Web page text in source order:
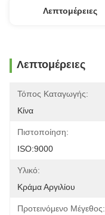
Λεπτομέρειες
Λεπτομέρειες
Τόπος Καταγωγής:
Κίνα
Πιστοποίηση:
ISO:9000
Υλικό:
Κράμα Αργιλίου
Προτεινόμενο Μέγεθος: